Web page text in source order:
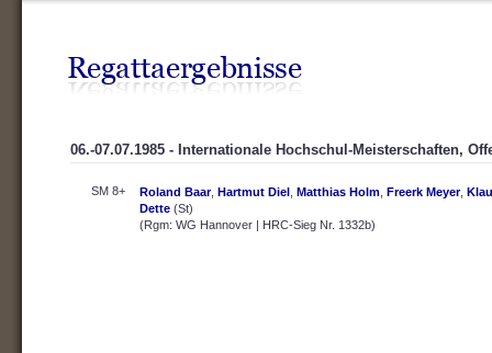
06.-07.07.1985 - Internationale Hochschul-Meisterschaften,
SM 8+ Roland Baar, Hartmut Diel Matthias Holm Freerk Meyer,
Dette (St)
(Rgm: WG Hannover | HRC-Sieg Nr. 1332b)